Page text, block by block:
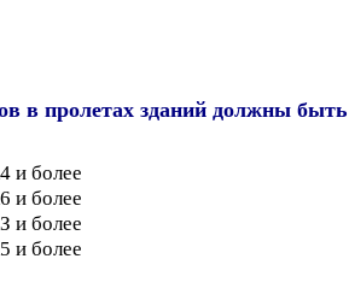
пролетах зданий должны быть
и более
и более
и более
и более